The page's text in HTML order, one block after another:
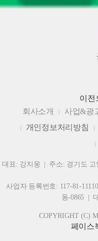
이전
회사소개
사업&광
개인정보처리방침
대표: 강지웅 | 주소: 경기도 고
사업자 등록번호: 117-81-
동-0865 |
COPYRIGHT (C)
페이스